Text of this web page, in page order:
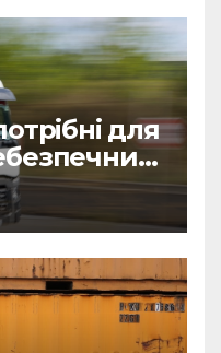
для
і